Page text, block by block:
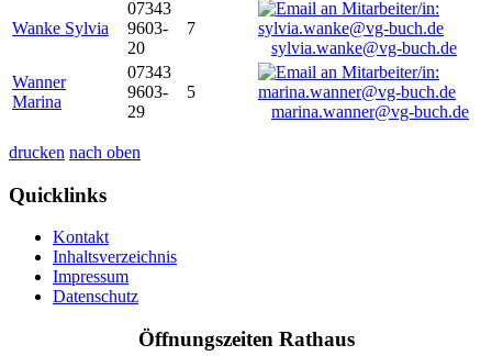
Wanke Sylvia
07343
9603-
20
7
sylvia.wanke@vg-buch.de
Wanner
Marina
07343
9603-
29
5
marina.wanner@vg-buch.de
drucken nach oben
Quicklinks
Kontakt
Inhaltsverzeichnis
Impressum
Datenschutz
Öffnungszeiten Rathaus